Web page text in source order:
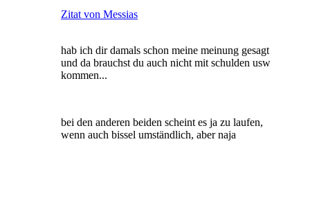
Zitat von Messias
hab ich dir damals schon meine meinung gesagt
und da brauchst du auch nicht mit schulden usw
kommen...
bei den anderen beiden scheint es ja zu laufen,
wenn auch bissel umständlich, aber naja